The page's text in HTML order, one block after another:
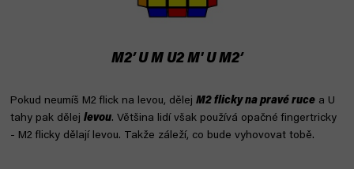
M2’ U M U2 M' U M2’
Pokud neumíš M2 flick na levou, dělej M2 flicky na pravé ruce a U
tahy pak dělej levou. Většina lidí však používá opačné fingertricky
- M2 flicky dělají levou. Takže záleží, co bude vyhovovat tobě.